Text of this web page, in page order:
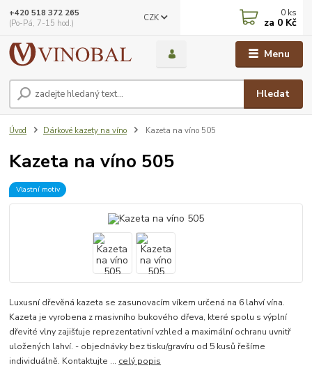
Menu
CZK
Hledat
+420 518 372 265
(Po-Pá, 7-15 hod.)
0 ks
za 0 Kč
Úvod Dárkové kazety na víno Kazeta na víno 505
Kazeta na víno 505
Vlastní motiv
Luxusní dřevěná kazeta se zasunovacím víkem určená na 6 lahví vína.
Kazeta je vyrobena z masivního bukového dřeva, které spolu s výplní
dřevité vlny zajišťuje reprezentativní vzhled a maximální ochranu uvnitř
uložených lahví. - objednávky bez tisku/gravíru od 5 kusů řešíme
individuálně. Kontaktujte ... celý popis